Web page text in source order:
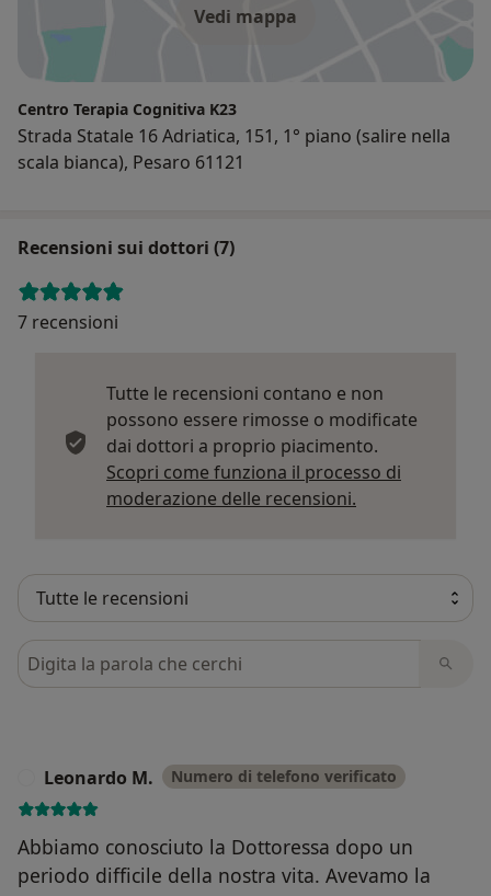
Vedi mappa
Centro Terapia Cognitiva K23
Strada Statale 16 Adriatica, 151, 1° piano (salire nella
scala bianca), Pesaro 61121
Recensioni sui dottori (7)
7 recensioni
Tutte le recensioni contano e non
possono essere rimosse o modificate
dai dottori a proprio piacimento.
Scopri come funziona il processo di
moderazione delle recensioni.
Cerca nelle recensioni
Leonardo M. Numero di telefono verificato
Abbiamo conosciuto la Dottoressa dopo un
periodo difficile della nostra vita. Avevamo la